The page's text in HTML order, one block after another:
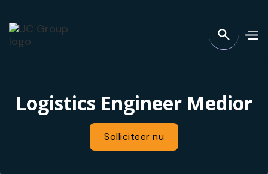
Logistics Engineer Medior
Solliciteer nu